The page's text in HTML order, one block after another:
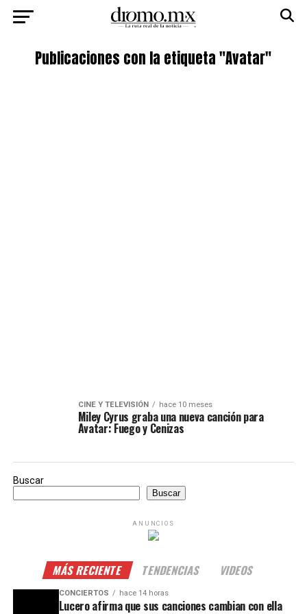
Publicaciones con la etiqueta "Avatar"
CINE Y TELEVISIÓN hace 10 meses
Miley Cyrus graba una nueva canción para
Avatar: Fuego y Cenizas
Buscar
Buscar
ANUNCIOS
MÁS RECIENTE TENDENCIAS VIDEOS
CONCIERTOS hace 14 horas
Lucero afirma que sus canciones cambian con ella